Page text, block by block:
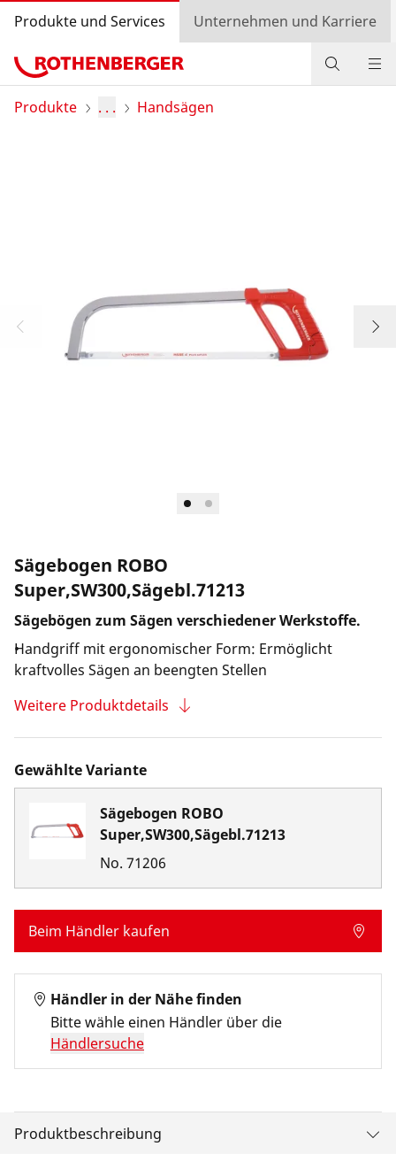
Produkte und Services Unternehmen und Karriere
Produkte
Login
Länderauswahl
Produkte . . . Handsägen
Sägebogen ROBO
Super,SW300,Sägebl.71213
Sägebögen zum Sägen verschiedener Werkstoffe.
Handgriff mit ergonomischer Form: Ermöglicht
kraftvolles Sägen an beengten Stellen
Weitere Produktdetails
Gewählte Variante
Sägebogen ROBO
Super,SW300,Sägebl.71213
No. 71206
Beim Händler kaufen
Händler in der Nähe finden
Bitte wähle einen Händler über die
Händlersuche
Produktbeschreibung